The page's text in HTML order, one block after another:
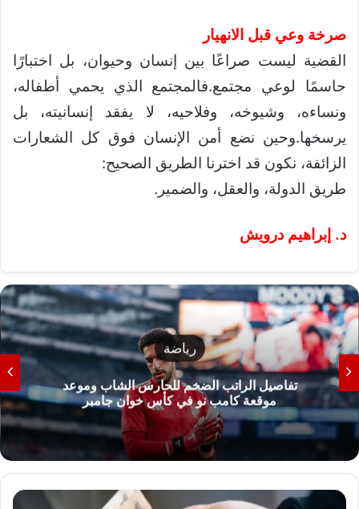
صرخة وعي قبل الانهيار
القضية ليست صراعًا بين إنسان وحيوان، بل اختبارًا
حاسمًا لوعي مجتمع.فالمجتمع الذي يحمي أطفاله،
ونساءه، وشيوخه، وفلاحيه، لا يفقد إنسانيته، بل
يرسخها.وحين نضع أمن الإنسان فوق كل الشعارات
الزائفة، نكون قد اخترنا الطريق الصحيح:
طريق الدولة، والعقل، والضمير.
د. إبراهيم درويش
سلايدر
تصعيد عسكري في اليمن واشتعال أزمة مضيق
هرمز بعد استهداف ناقلة إماراتية
خ